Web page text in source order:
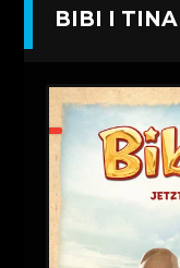
BIBI I TINA